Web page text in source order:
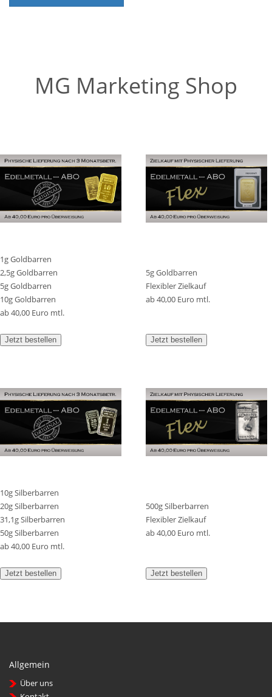
MG Marketing Shop
1g Goldbarren
2,5g Goldbarren
5g Goldbarren
10g Goldbarren
ab 40,00 Euro mtl.
5g Goldbarren
Flexibler Zielkauf
ab 40,00 Euro mtl.
Jetzt bestellen Jetzt bestellen
10g Silberbarren
20g Silberbarren
31,1g Silberbarren
50g Silberbarren
ab 40,00 Euro mtl.
500g Silberbarren
Flexibler Zielkauf
ab 40,00 Euro mtl.
Jetzt bestellen Jetzt bestellen
Allgemein
Über uns